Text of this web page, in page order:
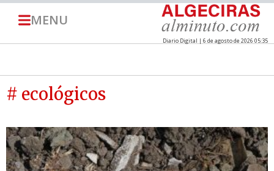
MENU
Diario Digital | 6 de agosto de 2026 05:35
# ecológicos